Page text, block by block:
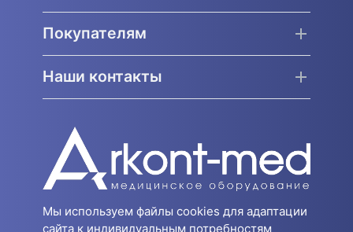
Покупателям
Наши контакты
Мы используем файлы cookies для адаптации
сайта к индивидуальным потребностям